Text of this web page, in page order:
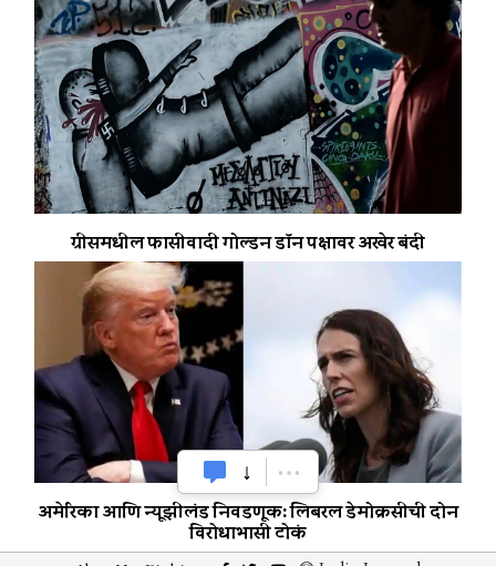
ग्रीसमधील फासीवादी गोल्डन डॉन पक्षावर अखेर बंदी
अमेरिका आणि न्यूझीलंड निवडणूक: लिबरल डेमोक्रसीची दोन
विरोधाभासी टोकं